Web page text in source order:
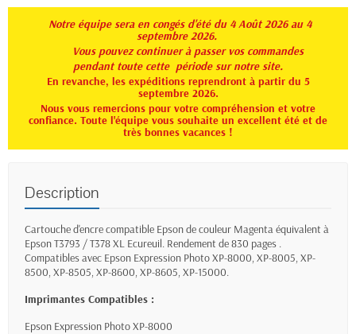
Notre équipe sera en congés d'été du 4 Août 2026 au 4
septembre 2026.
Vous pouvez continuer à passer vos commandes
pendant toute cette période sur notre site.
En revanche, les expéditions reprendront à partir du 5
septembre 2026.
Nous vous remercions pour votre compréhension et votre
confiance. Toute l'équipe vous souhaite un excellent été et de
très bonnes vacances !
Description
Cartouche d'encre compatible Epson de couleur Magenta équivalent à
Epson T3793 / T378 XL Ecureuil. Rendement de 830 pages .
Compatibles avec Epson Expression Photo XP-8000, XP-8005, XP-
8500, XP-8505, XP-8600, XP-8605, XP-15000.
Imprimantes Compatibles :
Epson Expression Photo XP-8000